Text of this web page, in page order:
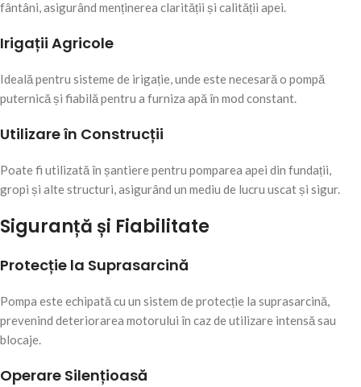
fântâni, asigurând menținerea clarității și calității apei.
Irigații Agricole
Ideală pentru sisteme de irigație, unde este necesară o pompă
puternică și fiabilă pentru a furniza apă în mod constant.
Utilizare în Construcții
Poate fi utilizată în șantiere pentru pomparea apei din fundații,
gropi și alte structuri, asigurând un mediu de lucru uscat și sigur.
Siguranță și Fiabilitate
Protecție la Suprasarcină
Pompa este echipată cu un sistem de protecție la suprasarcină,
prevenind deteriorarea motorului în caz de utilizare intensă sau
blocaje.
Operare Silențioasă